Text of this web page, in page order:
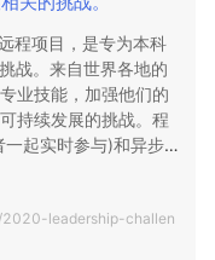
程项目，是专为本科
战。来自世界各地的
业技能，加强他们的
持续发展的挑战。程
起实时参与)和异步活
会、讲座和学习活动
远程解决俄勒冈州尤
相关的挑战。
2020-leadership-challen